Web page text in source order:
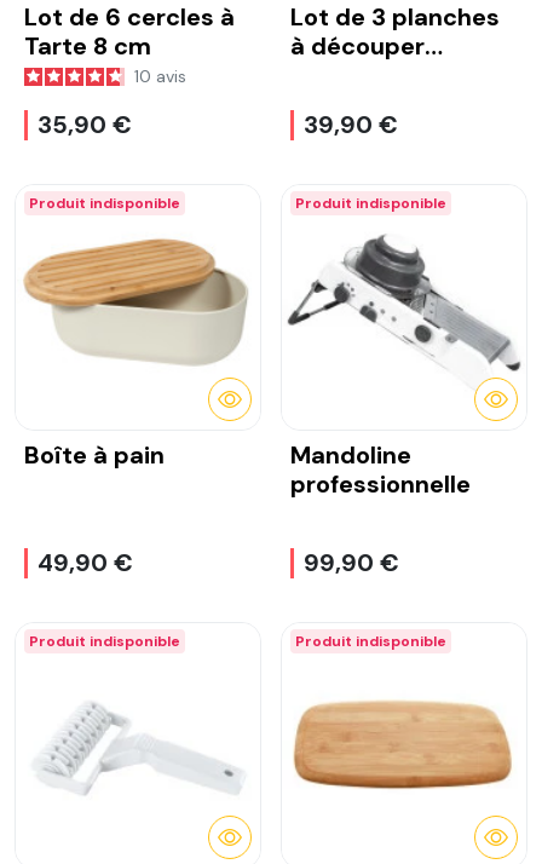
Lot de 6 cercles à
Tarte 8 cm
10 avis
35,90 €
Lot de 3 planches
à découper
39,90 €
Produit indisponible
Boîte à pain
49,90 €
DÉTAILS
Produit indisponible
Mandoline
professionnelle
99,90 €
Produit indisponible
DÉTAILS
Produit indisponible